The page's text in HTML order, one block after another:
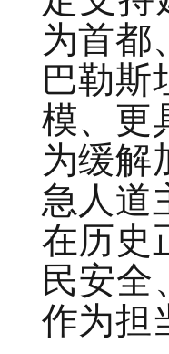
为首都
巴勒斯
模、更
为缓解
急人道
在历史
民安全
作为担